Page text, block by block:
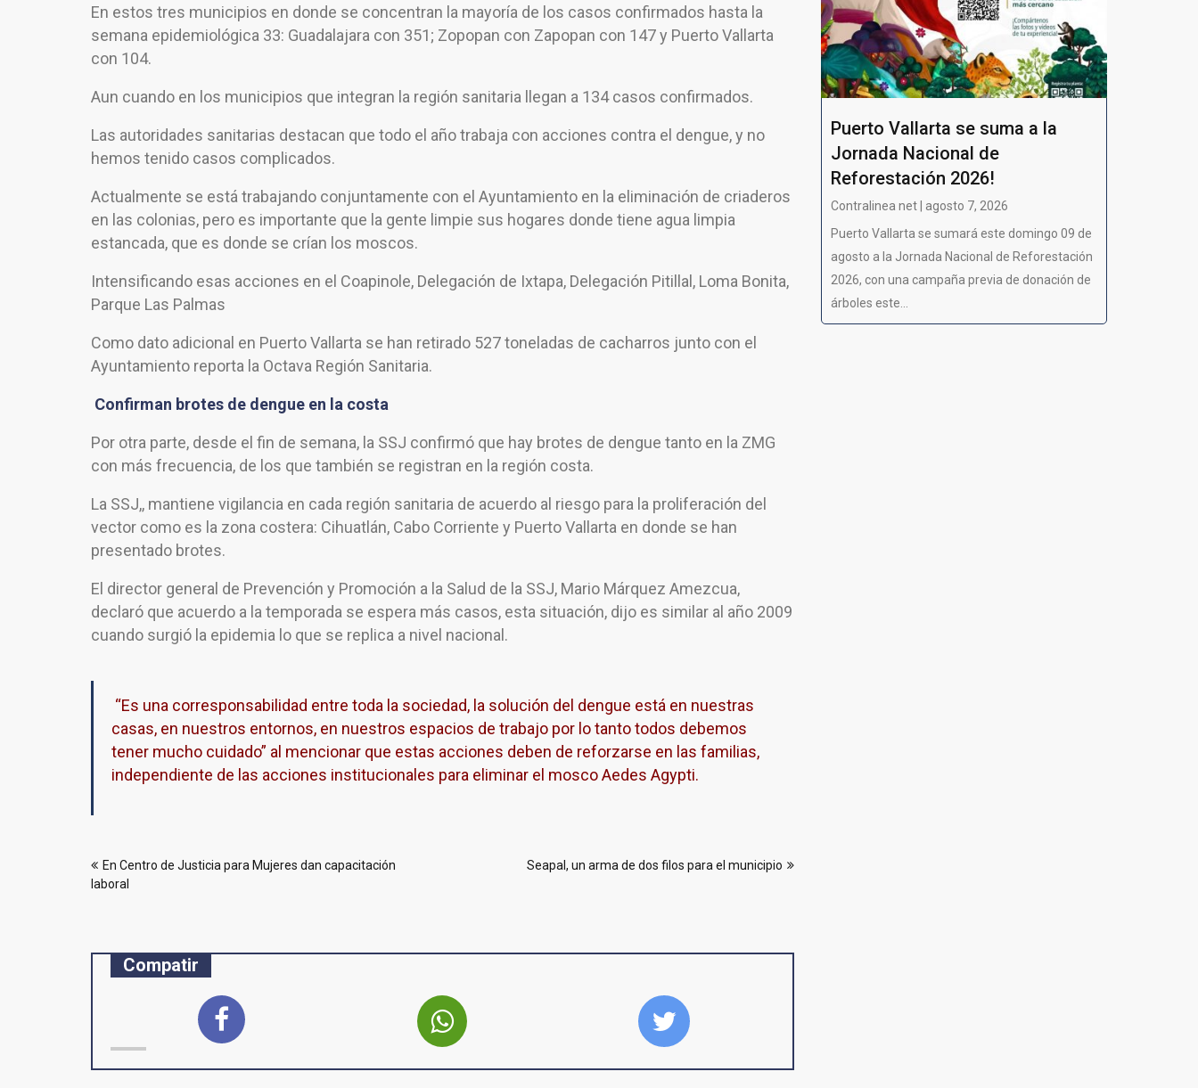
En estos tres municipios en donde se concentran la mayoría de los casos confirmados hasta la
semana epidemiológica 33: Guadalajara con 351; Zopopan con Zapopan con 147 y Puerto Vallarta
con 104.
Aun cuando en los municipios que integran la región sanitaria llegan a 134 casos confirmados.
Las autoridades sanitarias destacan que todo el año trabaja con acciones contra el dengue, y no
hemos tenido casos complicados.
Actualmente se está trabajando conjuntamente con el Ayuntamiento en la eliminación de criaderos
en las colonias, pero es importante que la gente limpie sus hogares donde tiene agua limpia
estancada, que es donde se crían los moscos.
Intensificando esas acciones en el Coapinole, Delegación de Ixtapa, Delegación Pitillal, Loma Bonita,
Parque Las Palmas
Como dato adicional en Puerto Vallarta se han retirado 527 toneladas de cacharros junto con el
Ayuntamiento reporta la Octava Región Sanitaria.
Confirman brotes de dengue en la costa
Por otra parte, desde el fin de semana, la SSJ confirmó que hay brotes de dengue tanto en la ZMG
con más frecuencia, de los que también se registran en la región costa.
La SSJ,, mantiene vigilancia en cada región sanitaria de acuerdo al riesgo para la proliferación del
vector como es la zona costera: Cihuatlán, Cabo Corriente y Puerto Vallarta en donde se han
presentado brotes.
El director general de Prevención y Promoción a la Salud de la SSJ, Mario Márquez Amezcua,
declaró que acuerdo a la temporada se espera más casos, esta situación, dijo es similar al año 2009
cuando surgió la epidemia lo que se replica a nivel nacional.
“Es una corresponsabilidad entre toda la sociedad, la solución del dengue está en nuestras
casas, en nuestros entornos, en nuestros espacios de trabajo por lo tanto todos debemos
tener mucho cuidado” al mencionar que estas acciones deben de reforzarse en las familias,
independiente de las acciones institucionales para eliminar el mosco Aedes Agypti.
deEn Centro de Justicia para Mujeres dan capacitación
laboral
Seapal, un arma de dos filos para el municipio
Compatir
Puerto Vallarta se suma a la
Jornada Nacional de
Reforestación 2026!
Contralinea net | agosto 7, 2026
Puerto Vallarta se sumará este domingo 09 de
agosto a la Jornada Nacional de Reforestación
2026, con una campaña previa de donación de
árboles este...